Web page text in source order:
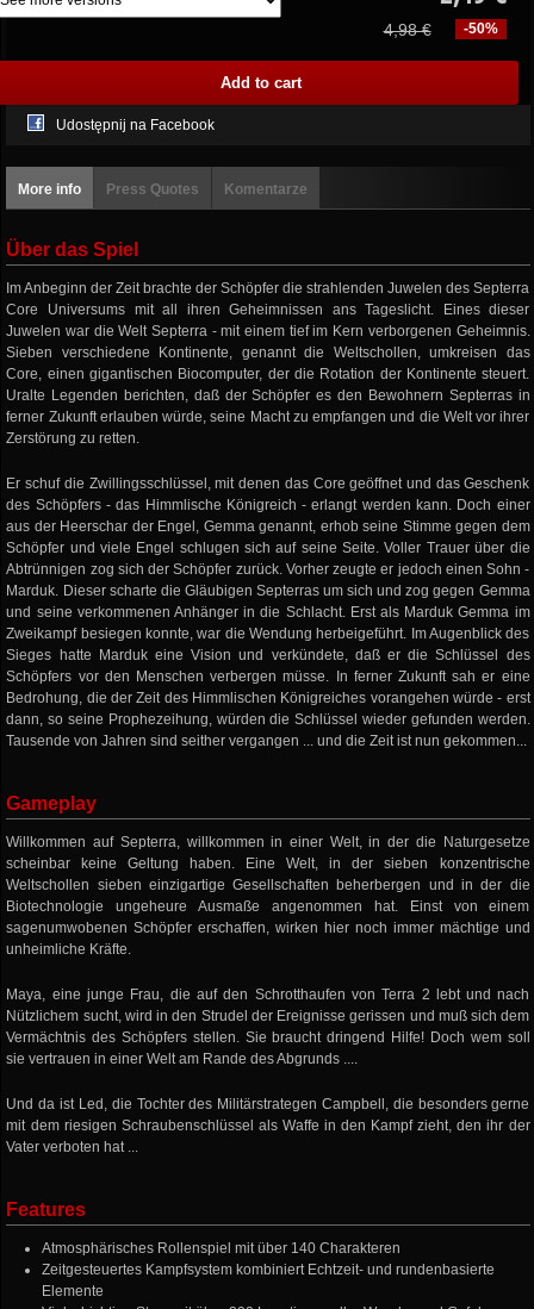
-50%
4,98 €
Udostępnij na Facebook
More info Press Quotes Komentarze
Über das Spiel
Im Anbeginn der Zeit brachte der Schöpfer die strahlenden Juwelen des Septerra
Core Universums mit all ihren Geheimnissen ans Tageslicht. Eines dieser
Juwelen war die Welt Septerra - mit einem tief im Kern verborgenen Geheimnis.
Sieben verschiedene Kontinente, genannt die Weltschollen, umkreisen das
Core, einen gigantischen Biocomputer, der die Rotation der Kontinente steuert.
Uralte Legenden berichten, daß der Schöpfer es den Bewohnern Septerras in
ferner Zukunft erlauben würde, seine Macht zu empfangen und die Welt vor ihrer
Zerstörung zu retten.
Er schuf die Zwillingsschlüssel, mit denen das Core geöffnet und das Geschenk
des Schöpfers - das Himmlische Königreich - erlangt werden kann. Doch einer
aus der Heerschar der Engel, Gemma genannt, erhob seine Stimme gegen dem
Schöpfer und viele Engel schlugen sich auf seine Seite. Voller Trauer über die
Abtrünnigen zog sich der Schöpfer zurück. Vorher zeugte er jedoch einen Sohn -
Marduk. Dieser scharte die Gläubigen Septerras um sich und zog gegen Gemma
und seine verkommenen Anhänger in die Schlacht. Erst als Marduk Gemma im
Zweikampf besiegen konnte, war die Wendung herbeigeführt. Im Augenblick des
Sieges hatte Marduk eine Vision und verkündete, daß er die Schlüssel des
Schöpfers vor den Menschen verbergen müsse. In ferner Zukunft sah er eine
Bedrohung, die der Zeit des Himmlischen Königreiches vorangehen würde - erst
dann, so seine Prophezeihung, würden die Schlüssel wieder gefunden werden.
Tausende von Jahren sind seither vergangen ... und die Zeit ist nun gekommen...
Gameplay
Willkommen auf Septerra, willkommen in einer Welt, in der die Naturgesetze
scheinbar keine Geltung haben. Eine Welt, in der sieben konzentrische
Weltschollen sieben einzigartige Gesellschaften beherbergen und in der die
Biotechnologie ungeheure Ausmaße angenommen hat. Einst von einem
sagenumwobenen Schöpfer erschaffen, wirken hier noch immer mächtige und
unheimliche Kräfte.
Maya, eine junge Frau, die auf den Schrotthaufen von Terra 2 lebt und nach
Nützlichem sucht, wird in den Strudel der Ereignisse gerissen und muß sich dem
Vermächtnis des Schöpfers stellen. Sie braucht dringend Hilfe! Doch wem soll
sie vertrauen in einer Welt am Rande des Abgrunds ....
Und da ist Led, die Tochter des Militärstrategen Campbell, die besonders gerne
mit dem riesigen Schraubenschlüssel als Waffe in den Kampf zieht, den ihr der
Vater verboten hat ...
Features
Atmosphärisches Rollenspiel mit über 140 Charakteren
Zeitgesteuertes Kampfsystem kombiniert Echtzeit- und rundenbasierte
Elemente